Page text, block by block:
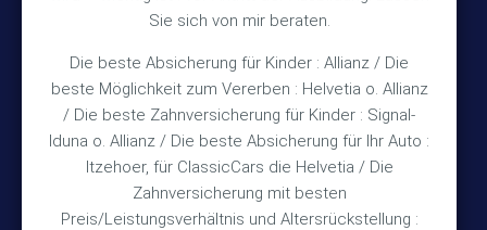
Sie sich von mir beraten.
Die beste Absicherung für Kinder : Allianz / Die
beste Möglichkeit zum Vererben : Helvetia o. Allianz
/ Die beste Zahnversicherung für Kinder : Signal-
Iduna o. Allianz / Die beste Absicherung für Ihr Auto :
Itzehoer, für ClassicCars die Helvetia / Die
Zahnversicherung mit besten
Preis/Leistungsverhältnis und Altersrückstellung :
Mo – Fr 10:15 – 12:00 Uhr
und nach Vereinbarung
Rechtliches